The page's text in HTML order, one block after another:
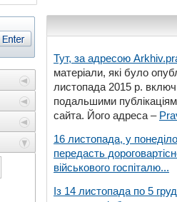
Тут, за адресою
матеріали, які було
листопада 2015 р.
подальшими
сайта. Його адреса –
16 листопада, у
передасть
військового госпіталю...
Із 14 листопада по 5